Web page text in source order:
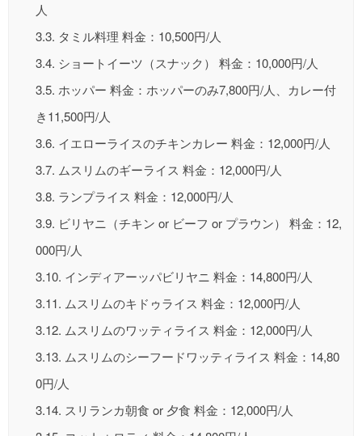
人
3.3. タミル料理 料金：10,500円/人
3.4. ショートイーツ（スナック） 料金：10,000円/人
3.5. ホッパー 料金：ホッパーのみ7,800円/人、カレー付
き11,500円/人
3.6. イエローライスのチキンカレー 料金：12,000円/人
3.7. ムスリムのギーライス 料金：12,000円/人
3.8. ランプライス 料金：12,000円/人
3.9. ビリヤニ（チキン or ビーフ or プラウン） 料金：12,
000円/人
3.10. インディアーッパビリヤニ 料金：14,800円/人
3.11. ムスリムのキドゥライス 料金：12,000円/人
3.12. ムスリムのワッティライス 料金：12,000円/人
3.13. ムスリムのシーフードワッティライス 料金：14,80
0円/人
3.14. スリランカ朝食 or 夕食 料金：12,000円/人